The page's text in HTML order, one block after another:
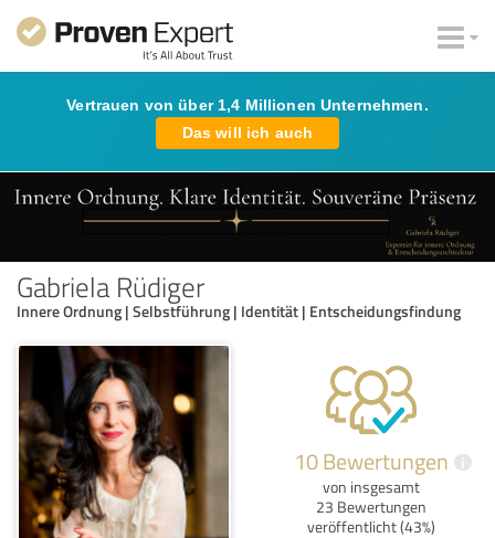
Vertrauen von über 1,4 Millionen Unternehmen.
Das will ich auch
Gabriela Rüdiger
Innere Ordnung | Selbstführung | Identität | Entscheidungsfindung
10 Bewertungen i
von insgesamt
23 Bewertungen
veröffentlicht (43%)